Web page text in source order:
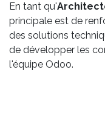
En tant qu'
principale est de
des solutions
de développer les
l'équipe Odoo.